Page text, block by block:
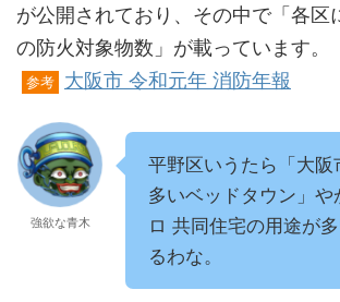
が公開されており、その中で「各区
の防火対象物数」が載っています。
参考 大阪市 令和元年 消防年報
強欲な青木
平野区いうたら「大阪
多いベッドタウン」
ロ 共同住宅の用途が
るわな。